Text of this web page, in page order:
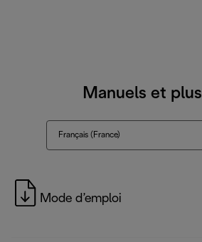
Manuels et
Français (France)
Mode d’emploi